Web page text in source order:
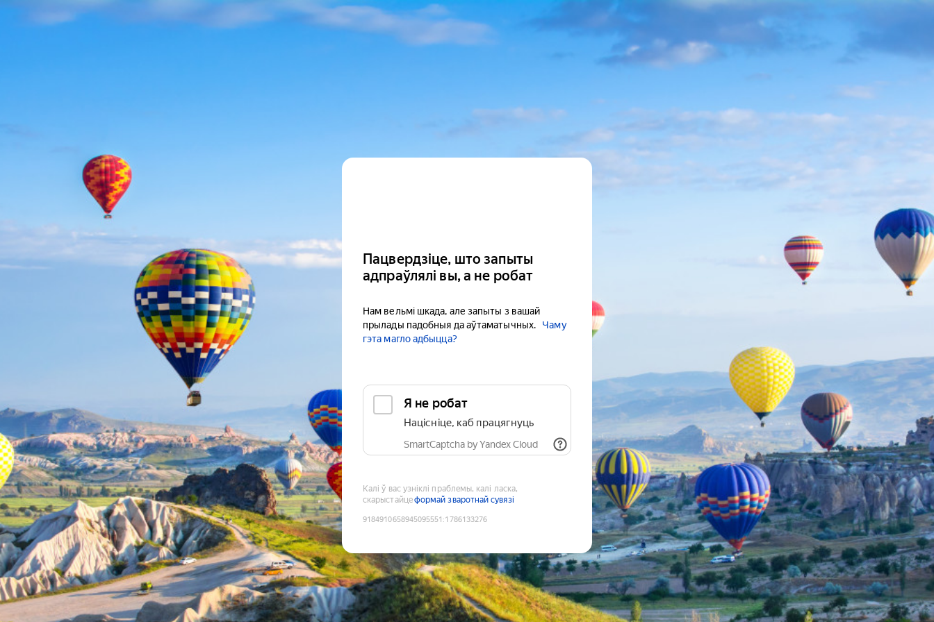
Пацвердзіце, што запыты
адпраўлялі вы, а не робат
Нам вельмі шкада, але запыты з вашай
прылады падобныя да аўтаматычных.
Чаму
гэта магло адбыцца?
Я не робат
Націсніце, каб працягнуць
SmartCaptcha by Yandex Cloud
Калі ў вас узніклі праблемы, калі ласка,
скарыстайцеформай зваротнай сувязі
9184910658945095551 :1786133276